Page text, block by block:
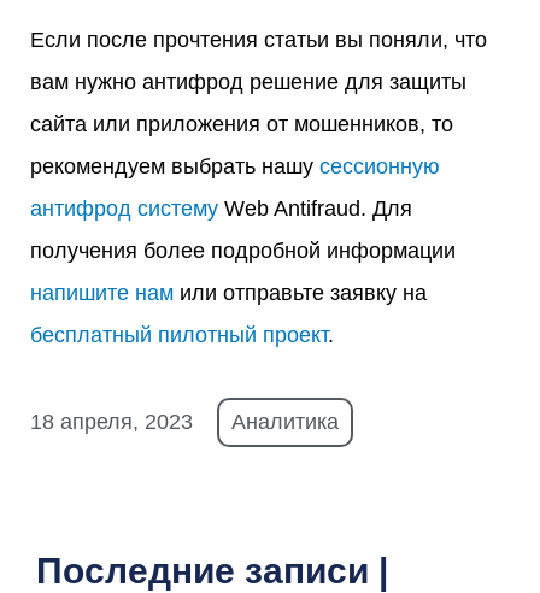
Если после прочтения статьи вы поняли, что
вам нужно антифрод решение для защиты
сайта или приложения от мошенников, то
рекомендуем выбрать нашу сессионную
антифрод систему Web Antifraud. Для
получения более подробной информации
напишите нам или отправьте заявку на
бесплатный пилотный проект.
18 апреля, 2023 Аналитика
Последние записи |